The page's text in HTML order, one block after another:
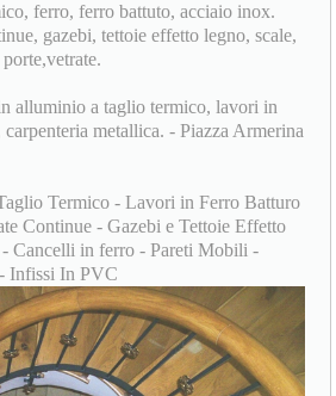
ferro, ferro battuto, acciaio inox.
gazebi, tettoie effetto legno, scale,
alluminio a taglio termico, lavori in
metallica. - Piazza Armerina
Termico - Lavori in Ferro Batturo
Continue - Gazebi e Tettoie Effetto
Cancelli in ferro - Pareti Mobili -
Infissi In PVC